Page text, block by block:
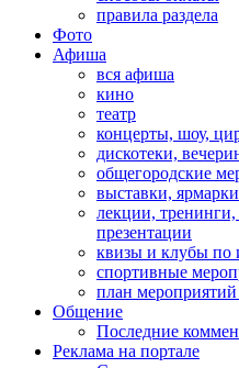
правила раздела
Фото
Афиша
вся афиша
кино
театр
концерты, шоу,
дискотеки,
общегородские
выставки, ярмарки
лекции,
презентации
квизы и клубы по
спортивные
план
Общение
Последние
Реклама на портале